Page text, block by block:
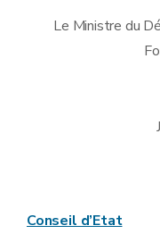
Le Ministre du
Conseil d’Etat